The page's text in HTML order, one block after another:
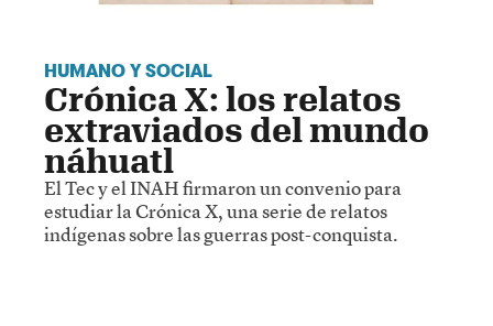
HUMANO Y SOCIAL
Crónica X: los relatos
extraviados del mundo
náhuatl
El Tec y el INAH firmaron un convenio para
estudiar la Crónica X, una serie de relatos
indígenas sobre las guerras post-conquista.